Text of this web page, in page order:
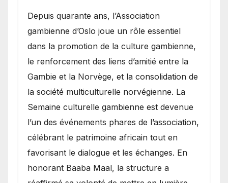
​Depuis quarante ans, l’Association
gambienne d’Oslo joue un rôle essentiel
dans la promotion de la culture gambienne,
le renforcement des liens d’amitié entre la
Gambie et la Norvège, et la consolidation de
la société multiculturelle norvégienne. La
Semaine culturelle gambienne est devenue
l’un des événements phares de l’association,
célébrant le patrimoine africain tout en
favorisant le dialogue et les échanges. En
honorant Baaba Maal, la structure a